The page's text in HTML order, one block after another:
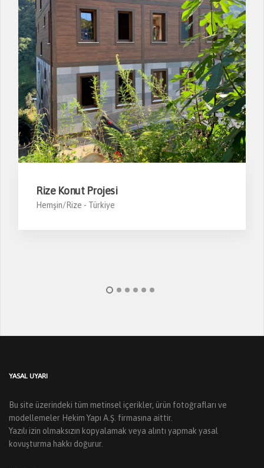
Rize Konut Projesi
Hemşin/Rize - Türkiye
YASAL UYARI
Bu site üzerindeki tüm metinsel içerikler, ürün fotoğrafları ve
modellemeler Hekim Yapı A.Ş. firmasına aittir.
Yazılı izin olmaksızın kopyalamak veya alıntı yapmak yasal
kovuşturma hakkı doğurur.